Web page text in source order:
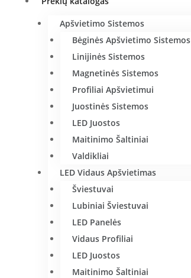
Apšvietimo Sistemos
Bėginės Apšvietimo Sistemos
Linijinės Sistemos
Magnetinės Sistemos
Profiliai Apšvietimui
Juostinės Sistemos
LED Juostos
Maitinimo Šaltiniai
Valdikliai
LED Vidaus Apšvietimas
Šviestuvai
Lubiniai Šviestuvai
LED Panelės
Vidaus Profiliai
LED Juostos
Maitinimo Šaltiniai